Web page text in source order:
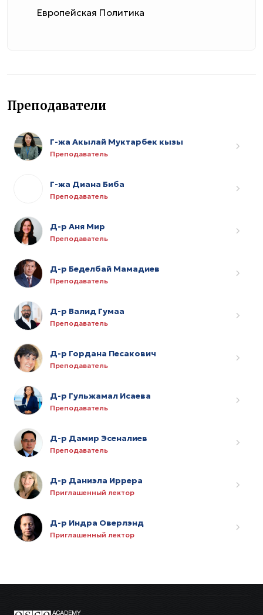
Европейская Политика
Преподаватели
Г-жа Акылай Муктарбек кызы
Преподаватель
Г-жа Диана Биба
Преподаватель
Д-р Аня Мир
Преподаватель
Д-р Беделбай Мамадиев
Преподаватель
Д-р Валид Гумаа
Преподаватель
Д-р Гордана Песакович
Преподаватель
Д-р Гульжамал Исаева
Преподаватель
Д-р Дамир Эсеналиев
Преподаватель
Д-р Даниэла Иррера
Приглашенный лектор
Д-р Индра Оверлэнд
Приглашенный лектор